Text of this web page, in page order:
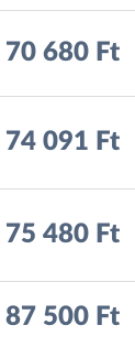
70 680 Ft
74 091 Ft
75 480 Ft
87 500 Ft